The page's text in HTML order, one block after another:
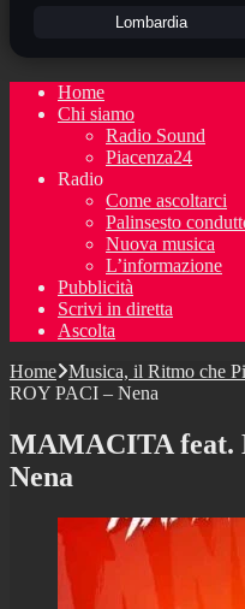
Lombardia
Home
Chi siamo
Radio Sound
Piacenza24
Radio
Come ascoltarci
Palinsesto
Nuova musica
L’informazione
Pubblicità
Scrivi in diretta
Ascolta
Home Musica, il Ritmo che
ROY PACI – Nena
MAMACITA feat.
Nena